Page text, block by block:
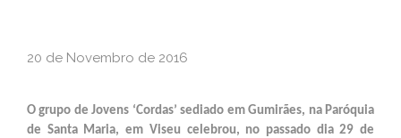
20 de Novembro de 2016
O grupo de Jovens ‘Cordas’ sediado em Gumirães, na Paróquia
de Santa Maria, em Viseu celebrou, no passado dia 29 de